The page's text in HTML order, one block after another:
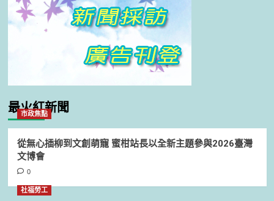
最火紅新聞
市政焦點
從無心插柳到文創萌寵 蜜柑站長以全新主題參與2026臺灣
文博會
0
社福勞工